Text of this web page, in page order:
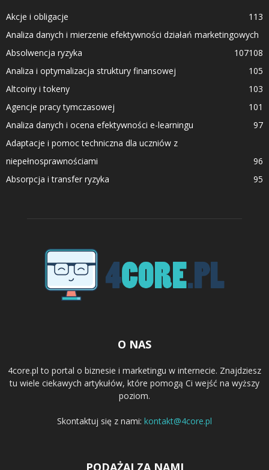
Akcje i obligacje
113
Analiza danych i mierzenie efektywności działań marketingowych
108
Absolwencja ryzyka
107
Analiza i optymalizacja struktury finansowej
105
Altcoiny i tokeny
103
Agencje pracy tymczasowej
101
Analiza danych i ocena efektywności e-learningu
97
Adaptacje i pomoc techniczna dla uczniów z
niepełnosprawnościami
96
Absorpcja i transfer ryzyka
95
O NAS
4core.pl to portal o biznesie i marketingu w internecie. Znajdziesz
tu wiele ciekawych artykułów, które pomogą Ci wejść na wyższy
poziom.
Skontaktuj się z nami: kontakt@4core.pl
PODĄŻAJ ZA NAMI